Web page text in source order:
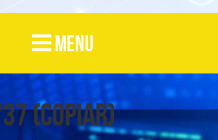
MENU
(Copiar)